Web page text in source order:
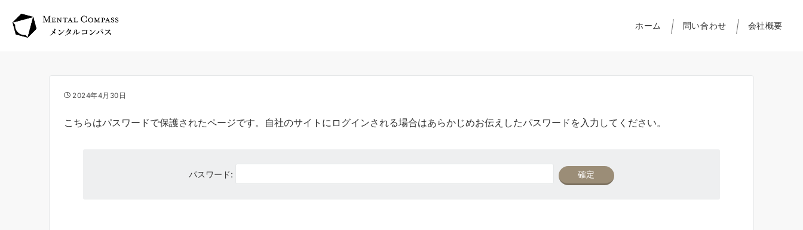
ホーム 問い合わせ 会社概要
2024年4月30日
こちらはパスワードで保護されたページです。自社のサイトにログインされる場合はあらかじめお伝えしたパスワードを入力してください。
パスワード: